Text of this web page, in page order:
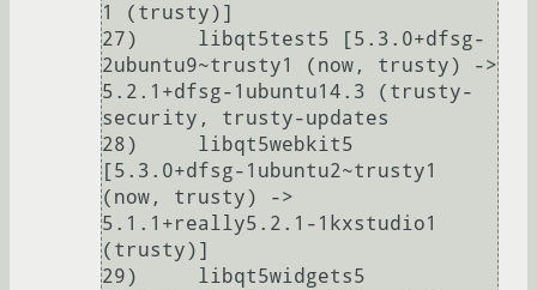
1 (trusty)]
27)     libqt5test5 [5.3.0+dfsg-
2ubuntu9~trusty1 (now, trusty) ->
5.2.1+dfsg-1ubuntu14.3 (trusty-
security, trusty-updates
28)     libqt5webkit5
[5.3.0+dfsg-1ubuntu2~trusty1
(now, trusty) ->
5.1.1+really5.2.1-1kxstudio1
(trusty)]
29)     libqt5widgets5